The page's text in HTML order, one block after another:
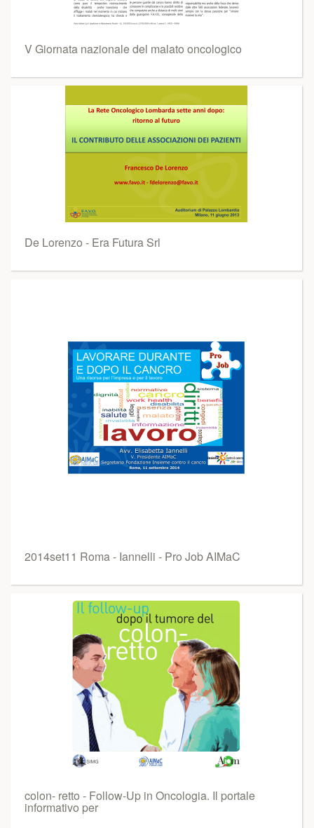
V Giornata nazionale del malato oncologico
De Lorenzo - Era Futura Srl
2014set11 Roma - Iannelli - Pro Job AIMaC
colon- retto - Follow-Up in Oncologia. Il portale
informativo per